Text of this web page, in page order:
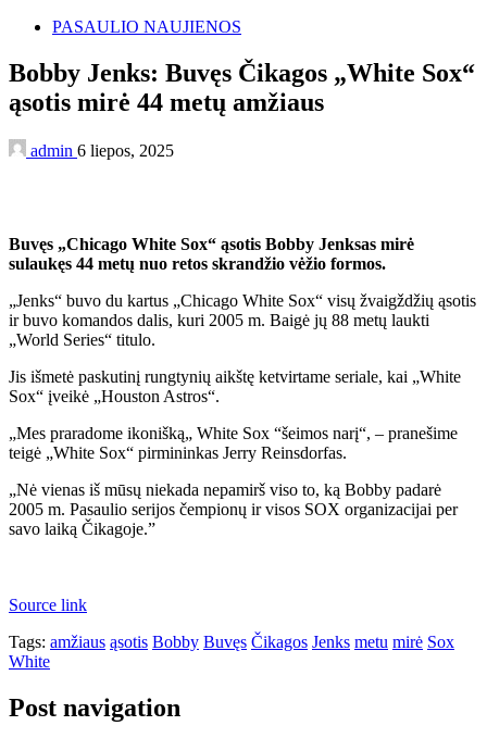
PASAULIO NAUJIENOS
Bobby Jenks: Buvęs Čikagos „White Sox“
ąsotis mirė 44 metų amžiaus
admin 6 liepos, 2025
Buvęs „Chicago White Sox“ ąsotis Bobby Jenksas mirė
sulaukęs 44 metų nuo retos skrandžio vėžio formos.
„Jenks“ buvo du kartus „Chicago White Sox“ visų žvaigždžių ąsotis
ir buvo komandos dalis, kuri 2005 m. Baigė jų 88 metų laukti
„World Series“ titulo.
Jis išmetė paskutinį rungtynių aikštę ketvirtame seriale, kai „White
Sox“ įveikė „Houston Astros“.
„Mes praradome ikonišką„ White Sox “šeimos narį“, – pranešime
teigė „White Sox“ pirmininkas Jerry Reinsdorfas.
„Nė vienas iš mūsų niekada nepamirš viso to, ką Bobby padarė
2005 m. Pasaulio serijos čempionų ir visos SOX organizacijai per
savo laiką Čikagoje.”
Source link
Tags: amžiaus ąsotis Bobby Buvęs Čikagos Jenks metu mirė Sox
White
Post navigation